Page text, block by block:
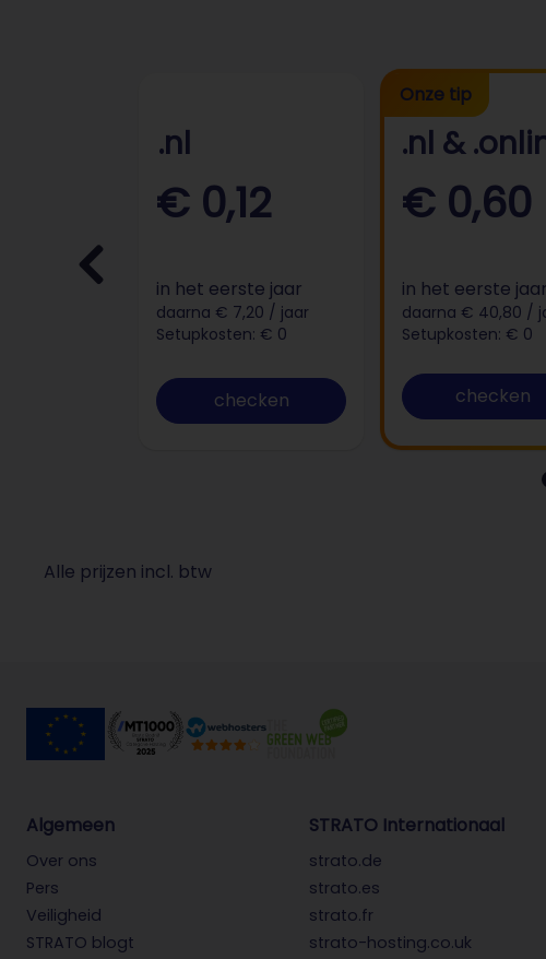
.nl
€ 0,12
in het eerste jaar
daarna € 7,20 / jaar
Setupkosten: € 0
checken
Onze tip
.nl &
€ 0,60
in het eerste jaar
daarna € 40,80 /
Setupkosten: € 0
checken
Alle prijzen incl. btw
Algemeen
Over ons
Pers
Veiligheid
STRATO blogt
STRATO Internationaal
strato.de
strato.es
strato.fr
strato-hosting.co.uk